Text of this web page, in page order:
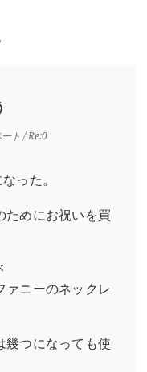
ト / Re:0
った。
ためにお祝いを買
ァニーのネックレ
幾つになっても使